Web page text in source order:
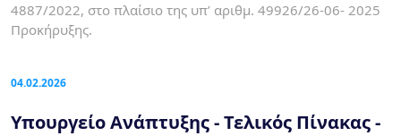
4887/2022, στο πλαίσιο της υπ’ αριθμ. 49926/26-06- 2025
Προκήρυξης.
04.02.2026
Υπουργείο Ανάπτυξης - Τελικός Πίνακας -